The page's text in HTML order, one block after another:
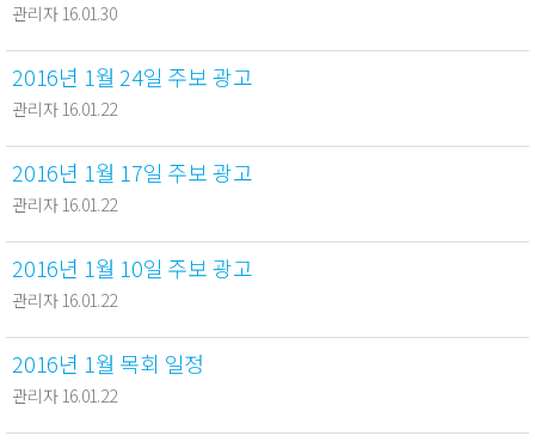
관리자 16.01.30
2016년 1월 24일 주보 광고
관리자 16.01.22
2016년 1월 17일 주보 광고
관리자 16.01.22
2016년 1월 10일 주보 광고
관리자 16.01.22
2016년 1월 목회 일정
관리자 16.01.22